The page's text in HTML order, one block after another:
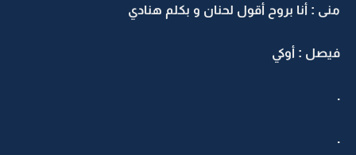
منى : أنا بروح أقول لحنان و بكلم هنادي
فيصل : أوكي
.
.